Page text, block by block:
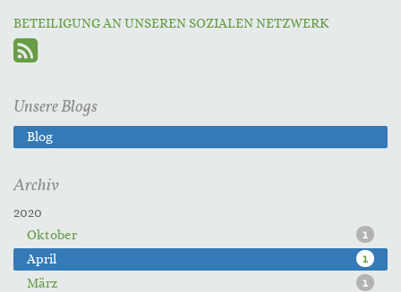
BETEILIGUNG AN UNSEREN SOZIALEN NETZWERK
Unsere Blogs
Blog
Archiv
2020
Oktober
1
April 1
März 1